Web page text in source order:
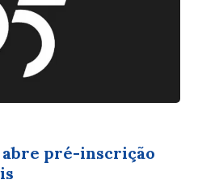
pré-inscrição